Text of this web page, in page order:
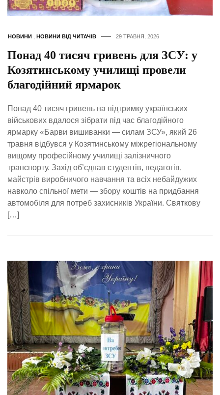
НОВИНИ НОВИНИ ВІД ЧИТАЧІВ 29 ТРАВНЯ, 2026
Понад 40 тисяч гривень для ЗСУ: у
Козятинському училищі провели
благодійний ярмарок
Понад 40 тисяч гривень на підтримку українських
військових вдалося зібрати під час благодійного
ярмарку «Барви вишиванки — силам ЗСУ», який 26
травня відбувся у Козятинському міжрегіональному
вищому професійному училищі залізничного
транспорту. Захід об’єднав студентів, педагогів,
майстрів виробничого навчання та всіх небайдужих
навколо спільної мети — збору коштів на придбання
автомобіля для потреб захисників України. Святкову
[…]